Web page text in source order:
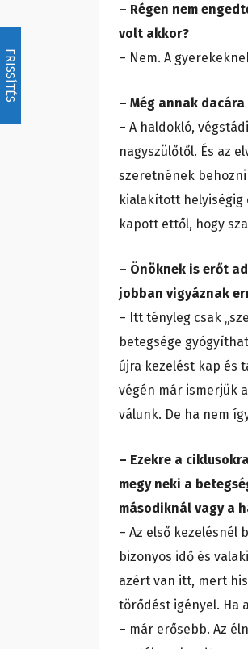
FRISSÍTÉS
– Régen nem
volt akkor?
– Nem. A
– Még annak
– A haldokló,
nagyszülőtől. És az
szeretnének
kialakított helyiségig
kapott ettől, hogy
– Önöknek is erőt
jobban vigyáznak
– Itt tényleg csak
betegsége
újra kezelést kap és
végén már ismerjük
válunk. De ha nem
– Ezekre a
megy neki a
másodiknál vagy a
– Az első kezelésnél
bizonyos idő és
azért van itt, mert
törődést igényel. Ha
– már erősebb. Az